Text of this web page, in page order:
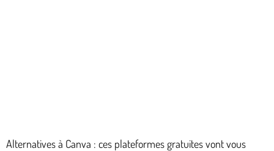
Alternatives à Canva : ces plateformes gratuites vont vous